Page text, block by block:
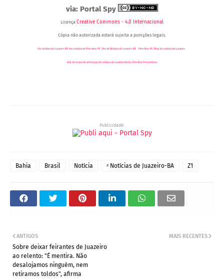
via: Portal Spy
Licença Creative Commons - 4.0 Internacional
Cópia não autorizada estará sujeita a punições legais.
Ver notícias de Juazeiro-BA Ver notícias de Petrolina-PE Site de Notícias de Juazeiro-BA Petrolina-PE Blog de notícias de Juazeiro
Link de Grupo de whatsapp de notícias de Juazeiro Bahia, Petrolina Pernambuco
Publicidade:
Bahia Brasil Notícia ᶻ Notícias de Juazeiro-BA Z1
MAIS RECENTES
ANTIGOS
Sobre deixar feirantes de Juazeiro
ao relento: "É mentira. Não
desalojamos ninguém, nem
retiramos toldos", afirma